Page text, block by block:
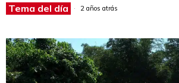
Tema del día 2 años atrás